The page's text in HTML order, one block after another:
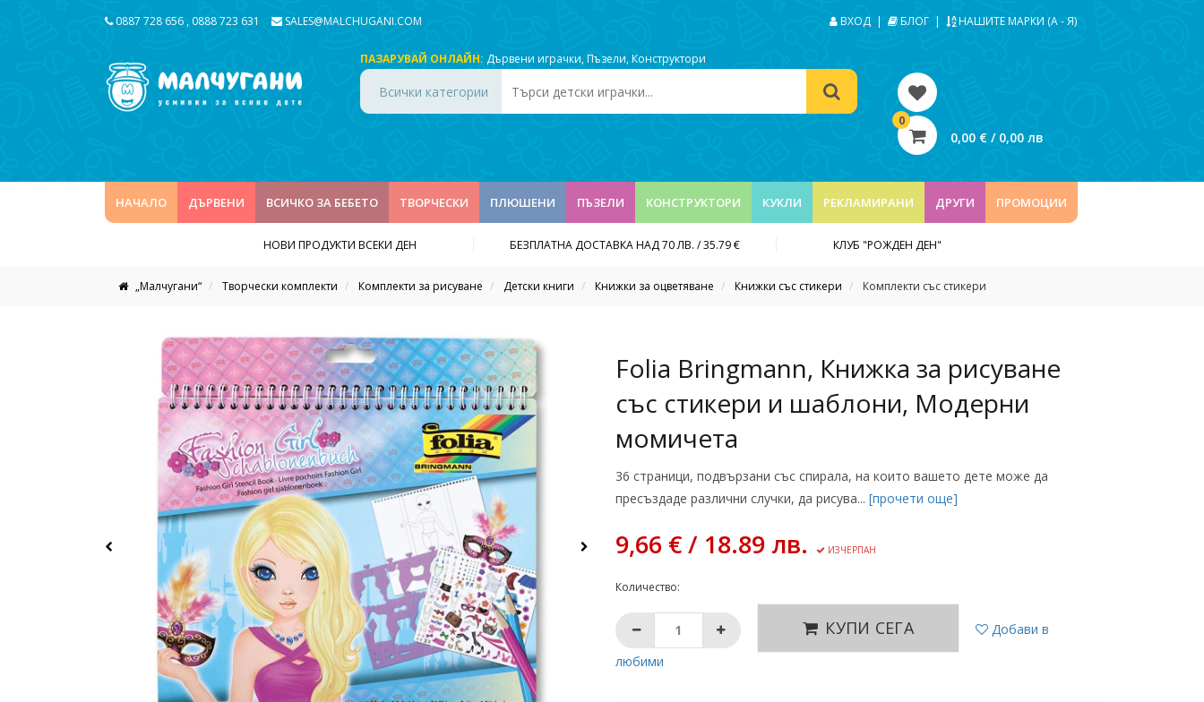
0887 728 656 , 0888 723 631 SALES@MALCHUGANI.COM ВХОД | БЛОГ | НАШИТЕ МАРКИ (А - Я)
ПАЗАРУВАЙ ОНЛАЙН: Дървени играчки,Пъзели,Конструктори
Всички категории
0
0,00 € / 0,00 лв
НАЧАЛО ДЪРВЕНИ ВСИЧКО ЗА БЕБЕТО ТВОРЧЕСКИ ПЛЮШЕНИ ПЪЗЕЛИ КОНСТРУКТОРИ КУКЛИ РЕКЛАМИРАНИ ДРУГИ ПРОМОЦИИ
НОВИ ПРОДУКТИ ВСЕКИ ДЕН БЕЗПЛАТНА ДОСТАВКА НАД 70 ЛВ. / 35.79 € КЛУБ "РОЖДЕН ДЕН"
„Малчугани“ Творчески комплекти Комплекти за рисуване Детски книги Книжки за оцветяване Книжки със стикери Комплекти със стикери
Folia Bringmann, Книжка за рисуване
със стикери и шаблони, Модерни
момичета
36 страници, подвързани със спирала, на които вашето дете може да
пресъздаде различни случки, да рисува... [прочети още]
9,66 € / 18.89 лв. ИЗЧЕРПАН
Количество:
КУПИ СЕГА
Добави в
любими